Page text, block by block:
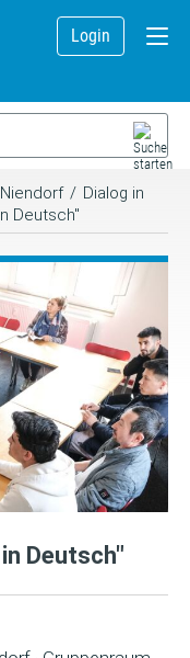
Login
/ Dialog in
Deutsch"
Deutsch"